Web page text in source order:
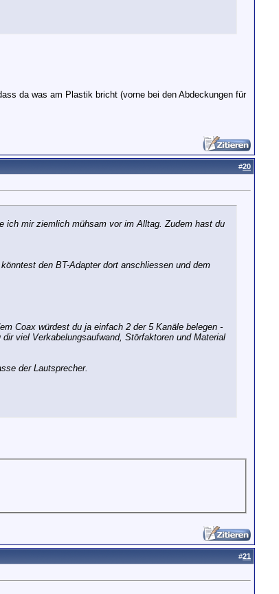
da was am Plastik bricht (vorne bei den Abdeckungen für
#20
ich mir ziemlich mühsam vor im Alltag. Zudem hast du
den BT-Adapter dort anschliessen und dem
Coax würdest du ja einfach 2 der 5 Kanäle belegen -
viel Verkabelungsaufwand, Störfaktoren und Material
der Lautsprecher.
#21